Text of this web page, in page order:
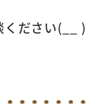
ださい(__ )